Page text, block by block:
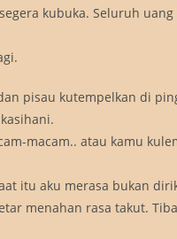
kubuka. Seluruh
pisau kutempelkan di
macam.. atau kamu
itu aku merasa bukan
menahan rasa takut.